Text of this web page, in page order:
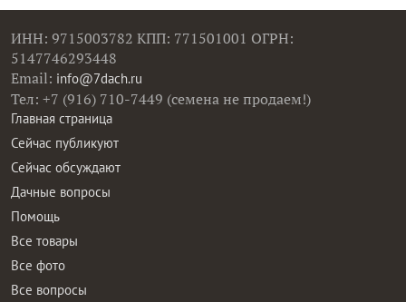
ИНН: 9715003782 КПП: 771501001 ОГРН:
5147746293448
Email: info@7dach.ru
Тел: +7 (916) 710-7449 (семена не продаем!)
Главная страница
Сейчас публикуют
Сейчас обсуждают
Дачные вопросы
Помощь
Все товары
Все фото
Все вопросы